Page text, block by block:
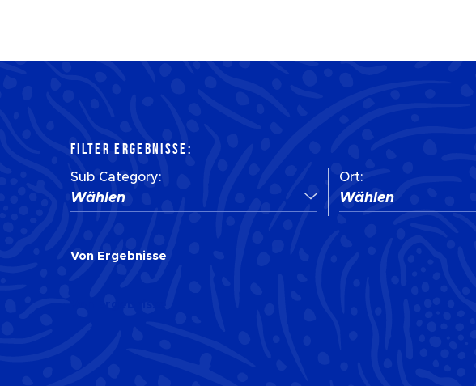
FILTER ERGEBNISSE:
Sub Category:
Wählen
Ort:
Wählen
Von Ergebnisse